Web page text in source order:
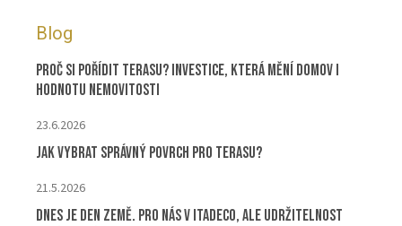
Blog
Proč si pořídit terasu? Investice, která mění domov i
hodnotu nemovitosti
23.6.2026
Jak vybrat správný povrch pro terasu?
21.5.2026
Dnes je Den Země. Pro nás v ITADECO, ale udržitelnost